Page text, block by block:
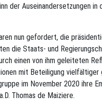
der Auseinandersetzungen
nun gefordert, die
die Staats- und
einen von ihm geleiteten
mit Beteiligung
im November 2020 ihre
Thomas de Maiziere.